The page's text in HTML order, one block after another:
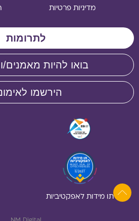
מדיניות פרטיות
לתרומות
בואו להיות מאמנים/
הירשמו
תו מידות לאפקטיביות